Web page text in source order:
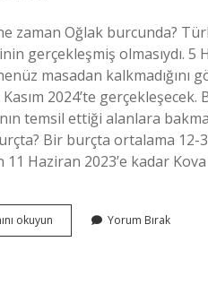
zaman Oğlak burcunda?
gerçekleşmiş olmasıydı.
masadan kalkmadığını
2024’te
temsil ettiği alanlara
Bir burçta ortalama 12-
11 Haziran 2023’e kadar
okuyun
Oğlak
Yorum Bırak